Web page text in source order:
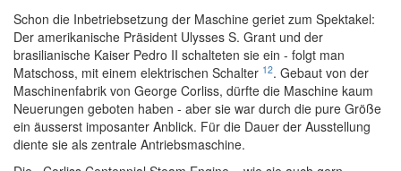
Schon die Inbetriebsetzung der Maschine geriet zum Spektakel:
Der amerikanische Präsident Ulysses S. Grant und der
brasilianische Kaiser Pedro II schalteten sie ein - folgt man
Matschoss, mit einem elektrischen Schalter 12. Gebaut von der
Maschinenfabrik von George Corliss, dürfte die Maschine kaum
Neuerungen geboten haben - aber sie war durch die pure Größe
ein äusserst imposanter Anblick. Für die Dauer der Ausstellung
diente sie als zentrale Antriebsmaschine.